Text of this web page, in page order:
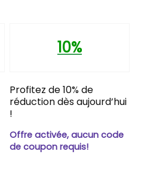
10%
Profitez de 10% de
réduction dès aujourd’hui
!
Offre activée, aucun code
de coupon requis!